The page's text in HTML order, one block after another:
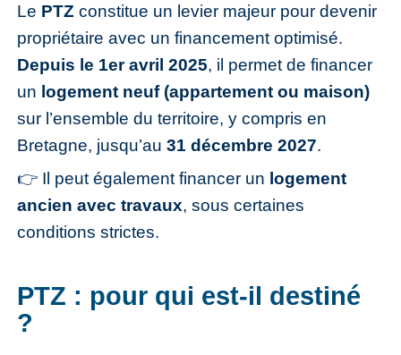
Le PTZ constitue un levier majeur pour devenir
propriétaire avec un financement optimisé.
Depuis le 1er avril 2025, il permet de financer
un logement neuf (appartement ou maison)
sur l’ensemble du territoire, y compris en
Bretagne, jusqu’au31 décembre 2027.
👉 Il peut également financer un logement
ancien avec travaux, sous certaines
conditions strictes.
PTZ : pour qui est-il destiné
?